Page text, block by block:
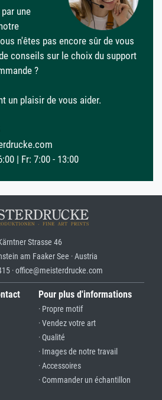
une
n'êtes pas encore sûr de vous
conseils sur le choix du support
?
un plaisir de vous aider.
| Fr: 7:00 - 13:00
Strasse 46
am Faaker See · Austria
· office@meisterdrucke.com
Pour plus d'informations
· Propre motif
· Vendez votre art
· Qualité
· Images de notre travail
· Accessoires
· Commander un échantillon